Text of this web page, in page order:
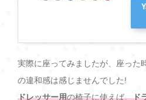
実際に座ってみましたが、座った
の違和感は感じませんでした!
ドレッサー用の椅子に使えば、ド